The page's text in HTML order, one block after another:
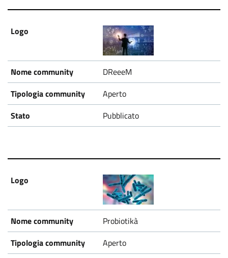
DReeeM
Aperto
Pubblicato
Probiotikà
Aperto